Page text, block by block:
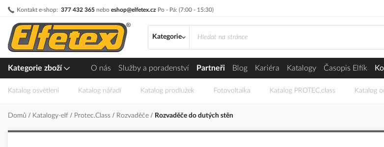
Kontakt e-shop: 377 432 365 nebo eshop@elfetex.cz Po - Pá: (7:00 - 15:30)
Přejít
obsah
Kategorie
Kategorie zboží O nás Služby a poradenství Partneři Blog Kariéra Katalogy Časopis Elfík
Katalog osvětlení Katalog nářadí Katalog prodlužek Fotovoltaika Katalog PROTEC.class Katalog
Domů Katalogy-elf Protec.Class Rozvaděče Rozvaděče do dutých stěn